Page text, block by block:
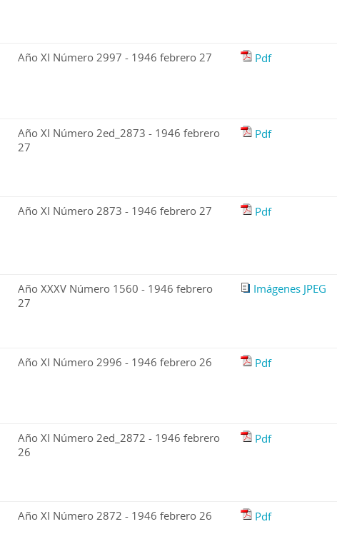
Año XI Número 2997 - 1946 febrero 27 Pdf
Año XI Número 2ed_2873 - 1946 febrero
27
Pdf
Año XI Número 2873 - 1946 febrero 27 Pdf
Año XXXV Número 1560 - 1946 febrero
27
Imágenes JPEG
Año XI Número 2996 - 1946 febrero 26 Pdf
Año XI Número 2ed_2872 - 1946 febrero
26
Pdf
Año XI Número 2872 - 1946 febrero 26 Pdf